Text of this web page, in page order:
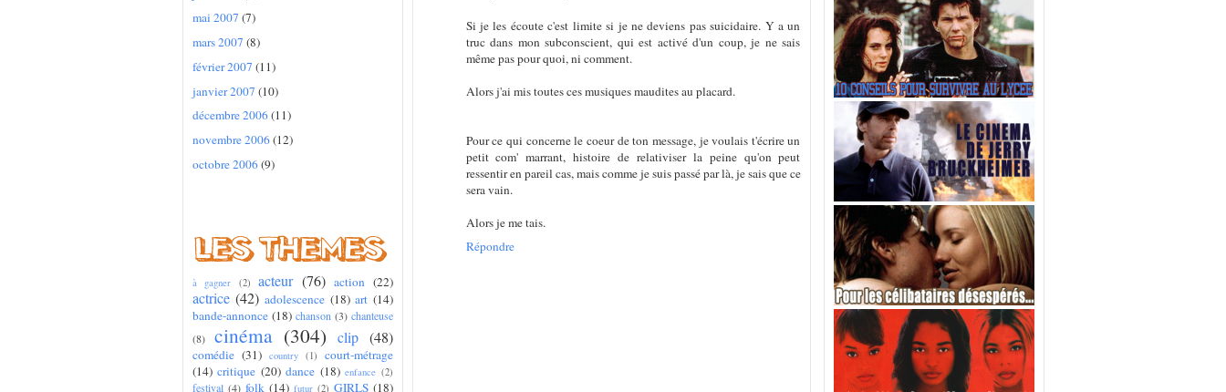
mai 2007 (7)
mars 2007 (8)
février 2007 (11)
janvier 2007 (10)
décembre 2006(11)
novembre 2006(12)
octobre 2006(9)
à gagner (2) acteur (76) action (22)
actrice (42) adolescence (18) art (14)
bande-annonce (18) chanson (3) chanteuse
(8)
cinéma (304) clip (48)
comédie (31) country (1)
court-métrage
(14) critique (20) dance (18) enfance (2)
festival (4) folk (14) futur (2) GIRLS (18)
Si je les écoute c'est limite si je ne deviens pas suicidaire. Y a un
truc dans mon subconscient, qui est activé d'un coup, je ne sais
même pas pour quoi, ni comment.
Alors j'ai mis toutes ces musiques maudites au placard.
Pour ce qui concerne le coeur de ton message, je voulais t'écrire un
petit com' marrant, histoire de relativiser la peine qu'on peut
ressentir en pareil cas, mais comme je suis passé par là, je sais que ce
sera vain.
Alors je me tais.
Répondre